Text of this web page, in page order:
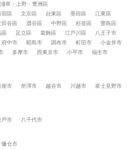
淺草・上野・豊洲區
宿區 文京區 台東區 墨田區
江東區
田谷區 澀谷區 中野區 杉並區
豐島區
區 足立區 葛飾區 江戶川區
八王子市
府中市 昭島市 調布市 町田市
小金井市
多摩市 西東京市 小平市
福生市
座市 所澤市 越谷市 川越市
富士見野市
戶市 八千代市
镰仓市